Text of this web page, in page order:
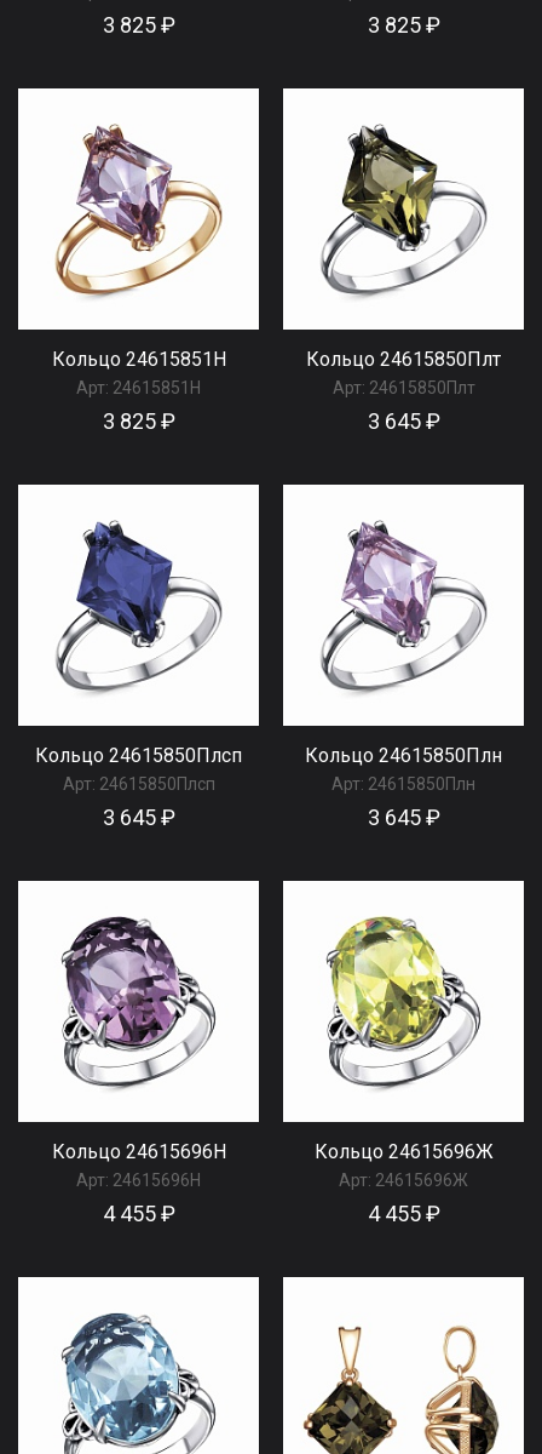
3 825 ₽ 3 825 ₽
Кольцо 24615851Н
Арт: 24615851Н
3 825 ₽
Кольцо 24615850Плт
Арт: 24615850Плт
3 645 ₽
Кольцо 24615850Плсп
Арт: 24615850Плсп
3 645 ₽
Кольцо 24615850Плн
Арт: 24615850Плн
3 645 ₽
Кольцо 24615696Н
Арт: 24615696Н
4 455 ₽
Кольцо 24615696Ж
Арт: 24615696Ж
4 455 ₽